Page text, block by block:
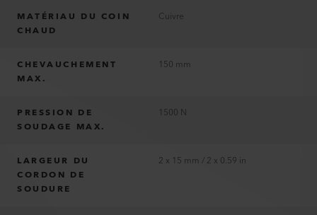
MATÉRIAU DU COIN
CHAUD
Cuivre
CHEVAUCHEMENT
MAX.
150 mm
PRESSION DE
SOUDAGE MAX.
1500 N
LARGEUR DU
CORDON DE
SOUDURE
2 x 15 mm / 2 x 0.59 in